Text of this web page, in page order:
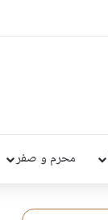
محرم و صفر